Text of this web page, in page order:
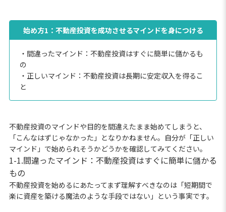
始め方1：不動産投資を成功させるマインドを身につける
・間違ったマインド：不動産投資はすぐに簡単に儲かるも
の
・正しいマインド：不動産投資は長期に安定収入を得るこ
と
不動産投資のマインドや目的を間違えたまま始めてしまうと、
「こんなはずじゃなかった」となりかねません。自分が「正しい
マインド」で始められそうかどうかを確認してみてください。
1-1.間違ったマインド：不動産投資はすぐに簡単に儲かる
もの
不動産投資を始めるにあたってまず理解すべきなのは「短期間で
楽に資産を築ける魔法のような手段ではない」という事実です。